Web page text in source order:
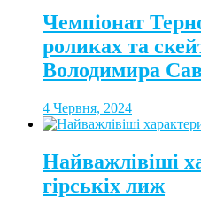
Чемпіонат
роликах та
Володимира
4 Червня, 2024
Найважлівіші
гірськіх лиж